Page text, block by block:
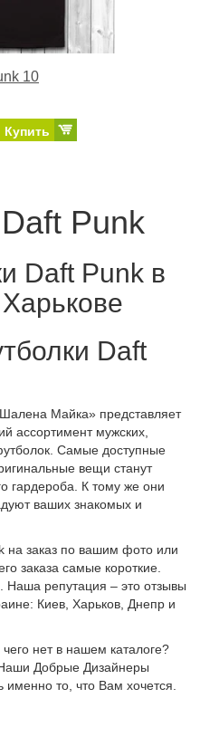
10
Купить
Punk
Daft Punk в
Daft
Майка» представляет
ассортимент мужских,
Самые доступные
вещи станут
гардероба. К тому же они
ваших знакомых и
на заказ по вашим фото или
заказа самые короткие.
репутация – это отзывы
Киев, Харьков, Днепр и
нет в нашем каталоге?
Добрые Дизайнеры
именно то, что Вам хочется.